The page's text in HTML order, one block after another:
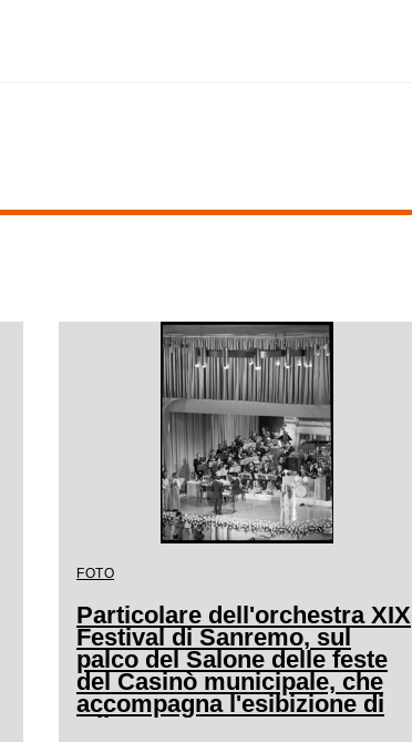
FOTO
Particolare dell'orchestra XIX
Festival di Sanremo, sul
palco del Salone delle feste
del Casinò municipale, che
accompagna l'esibizione di
Milva